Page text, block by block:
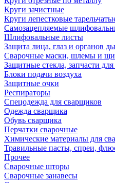
Круги зачистные
Круги лепестковые
Самозацепляемые
Шлифовальные листы
Защита лица, глаз и органов
Сварочные маски, шлемы и
Защитные стекла, запчасти
Блоки подачи воздуха
Защитные очки
Респираторы
Спецодежда для сварщиков
Одежда сварщика
Обувь сварщика
Перчатки сварочные
Химические материалы для
Травильные пасты, спреи,
Прочее
Сварочные шторы
Сварочные занавесы